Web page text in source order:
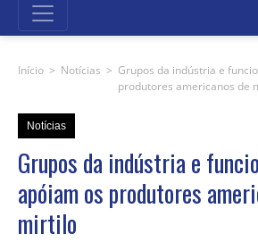
Início > Notícias > Grupos da indústria e
produtores americanos de
Notícias
Grupos da indústria e
apóiam os produtores
mirtilo